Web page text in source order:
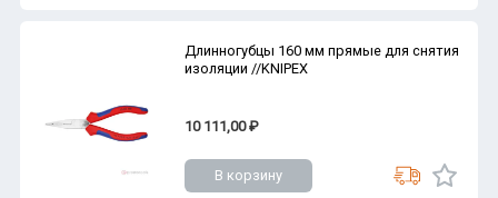
Длинногубцы 160 мм прямые для снятия
изоляции //KNIPEX
10 111,00 ₽
В корзину